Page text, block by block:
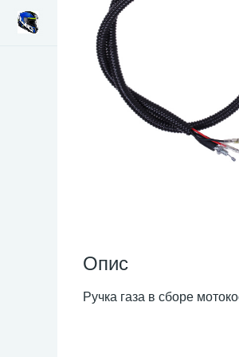
Опис
Ручка газа в сборе